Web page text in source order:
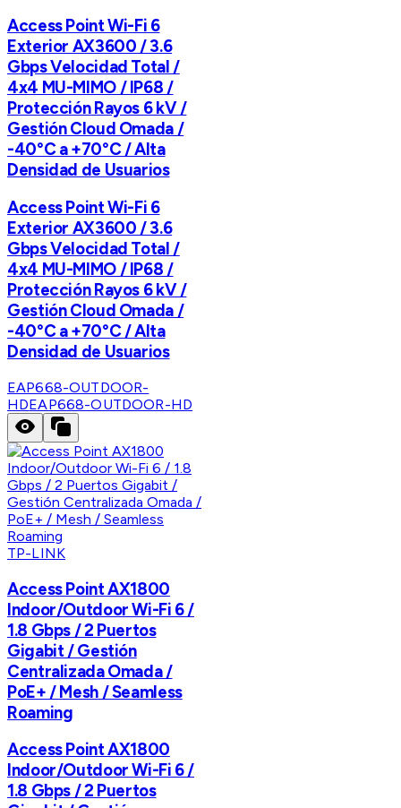
Access Point Wi-Fi 6
Exterior AX3600 / 3.6
Gbps Velocidad Total /
4x4 MU-MIMO / IP68 /
Protección Rayos 6 kV /
Gestión Cloud Omada /
-40°C a +70°C / Alta
Densidad de Usuarios
Access Point Wi-Fi 6
Exterior AX3600 / 3.6
Gbps Velocidad Total /
4x4 MU-MIMO / IP68 /
Protección Rayos 6 kV /
Gestión Cloud Omada /
-40°C a +70°C / Alta
Densidad de Usuarios
EAP668-OUTDOOR-
HDEAP668-OUTDOOR-HD
TP-LINK
Access Point AX1800
Indoor/Outdoor Wi-Fi 6 /
1.8 Gbps / 2 Puertos
Gigabit / Gestión
Centralizada Omada /
PoE+ / Mesh / Seamless
Roaming
Access Point AX1800
Indoor/Outdoor Wi-Fi 6 /
1.8 Gbps / 2 Puertos